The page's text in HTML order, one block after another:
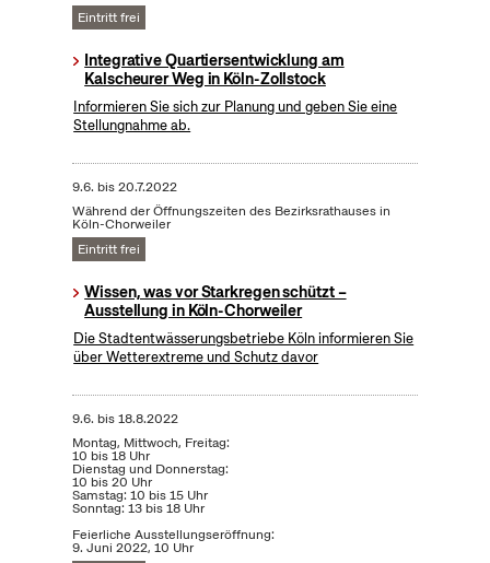
Eintritt frei
Integrative Quartiersentwicklung am
Kalscheurer Weg in Köln-Zollstock
Informieren Sie sich zur Planung und geben Sie eine
Stellungnahme ab.
9.6. bis20.7.2022
Während der Öffnungszeiten des Bezirksrathauses in
Köln-Chorweiler
Eintritt frei
Wissen, was vor Starkregen schützt –
Ausstellung in Köln-Chorweiler
Die Stadtentwässerungsbetriebe Köln informieren Sie
über Wetterextreme und Schutz davor
9.6. bis18.8.2022
Montag, Mittwoch, Freitag:
10 bis 18 Uhr
Dienstag und Donnerstag:
10 bis 20 Uhr
Samstag: 10 bis 15 Uhr
Sonntag: 13 bis 18 Uhr
Feierliche Ausstellungseröffnung:
9. Juni 2022, 10 Uhr